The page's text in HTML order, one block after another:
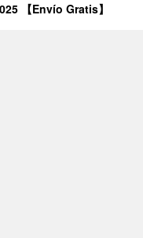
【Envío Gratis】